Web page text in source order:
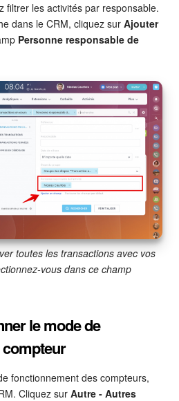
filtrer les activités par responsable.
dans le CRM, cliquez sur Ajouter
Personne responsable de
toutes les transactions avec vos
vous dans ce champ
le mode de
fonctionnement des compteurs,
Cliquez sur Autre - Autres